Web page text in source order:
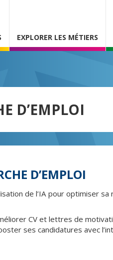
EXPLORER LES MÉTIERS
D’EMPLOI
D’EMPLOI
de l’IA pour optimiser sa
CV et lettres de
ses candidatures avec